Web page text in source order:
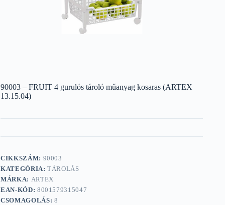
90003 – FRUIT 4 gurulós tároló műanyag kosaras (ARTEX
13.15.04)
CIKKSZÁM: 90003
KATEGÓRIA:TÁROLÁS
MÁRKA: ARTEX
EAN-KÓD: 8001579315047
CSOMAGOLÁS: 8